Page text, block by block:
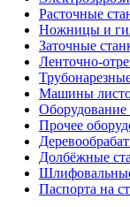
Расточные
Ножницы и
Заточные
Ленточно-
Машины
Прочее
Долбёжные
Паспорта на